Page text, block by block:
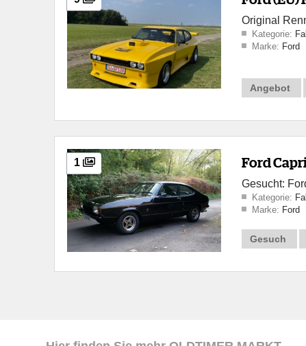
Original
Kategorie:
Marke: Ford
Angebot
1 Ford
Gesucht:
Kategorie:
Marke: Ford
Gesuch